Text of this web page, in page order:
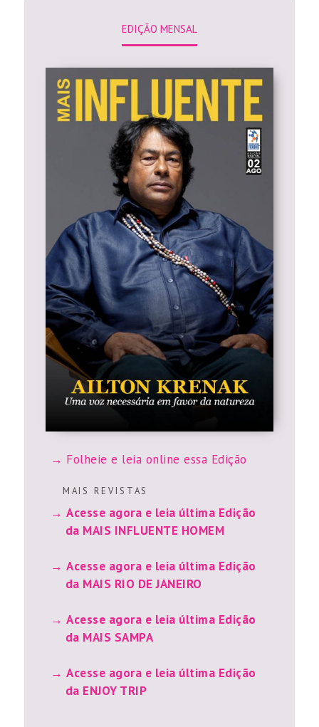
EDIÇÃO MENSAL
Folheie e leia online essa Edição
M A I S R E V I S T A S
Acesse agora e leia última Edição
da MAIS INFLUENTE HOMEM
Acesse agora e leia última Edição
da MAIS RIO DE JANEIRO
Acesse agora e leia última Edição
da MAIS SAMPA
Acesse agora e leia última Edição
da ENJOY TRIP